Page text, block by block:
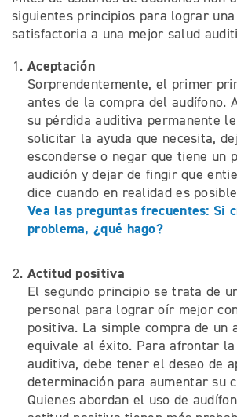
siguientes principios para lograr
satisfactoria a una mejor salud
Aceptación
Sorprendentemente, el primer
antes de la compra del audífono.
su pérdida auditiva permanente
solicitar la ayuda que necesita,
esconderse o negar que tiene un
audición y dejar de fingir que
dice cuando en realidad es
Vea las preguntas frecuentes: Si
problema, ¿qué hago?
Actitud positiva
El segundo principio se trata de
personal para lograr oír mejor
positiva. La simple compra de un
equivale al éxito. Para afrontar
auditiva, debe tener el deseo de
determinación para aumentar su
Quienes abordan el uso de